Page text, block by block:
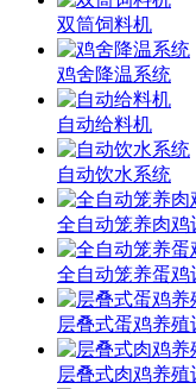
双筒饲料机
鸡舍降温系统
自动给料机
自动饮水系统
全自动笼养肉鸡
全自动笼养蛋鸡
层叠式蛋鸡养殖
层叠式肉鸡养殖